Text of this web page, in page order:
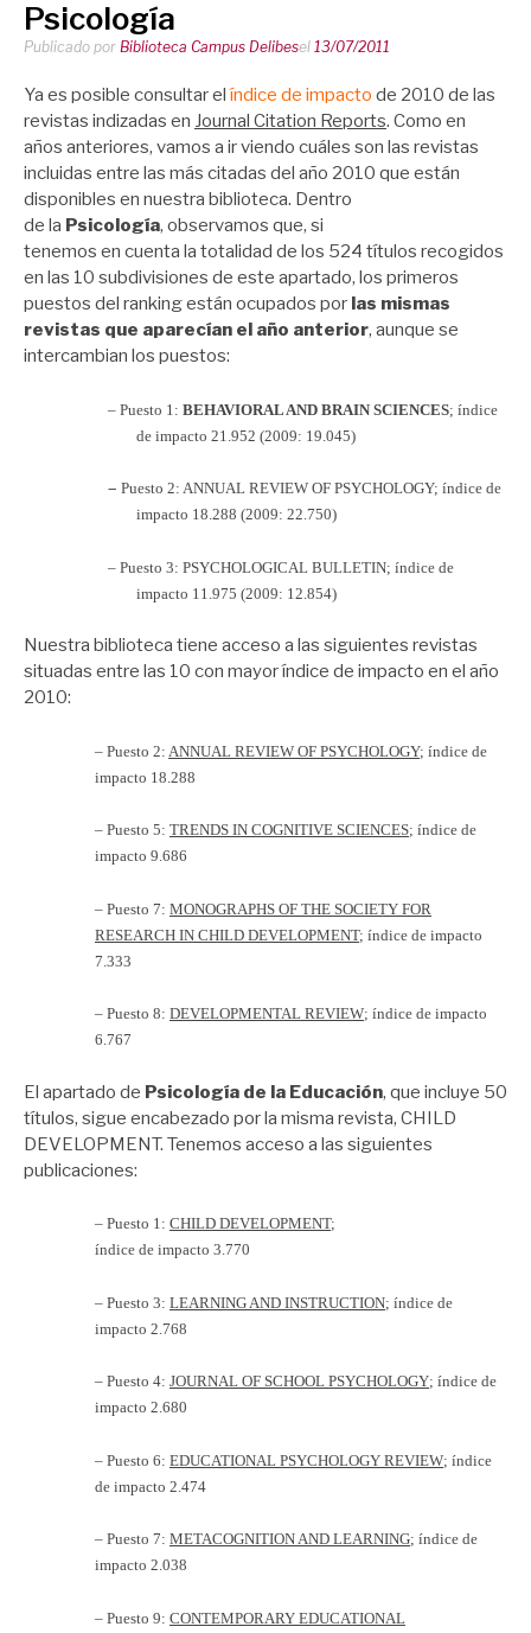
Psicología
Publicado por Biblioteca Campus Delibesel 13/07/2011
Ya es posible consultar elíndice de impacto de 2010 de las
revistas indizadas en Journal Citation Reports. Como en
años anteriores, vamos a ir viendo cuáles son las revistas
incluidas entre las más citadas del año 2010 que están
disponibles en nuestra biblioteca. Dentro
de la Psicología, observamos que, si
tenemos en cuenta la totalidad de los 524 títulos recogidos
en las 10 subdivisiones de este apartado, los primeros
puestos del ranking están ocupados por las mismas
revistas que aparecían el año anterior, aunque se
intercambian los puestos:
– Puesto 1: BEHAVIORAL AND BRAIN SCIENCES; índice
de impacto 21.952 (2009: 19.045)
– Puesto 2: ANNUAL REVIEW OF PSYCHOLOGY; índice de
impacto 18.288 (2009: 22.750)
– Puesto 3: PSYCHOLOGICAL BULLETIN; índice de
impacto 11.975 (2009: 12.854)
Nuestra biblioteca tiene acceso a las siguientes revistas
situadas entre las 10 con mayor índice de impacto en el año
2010:
– Puesto 2: ANNUAL REVIEW OF PSYCHOLOGY; índice de
impacto 18.288
– Puesto 5: TRENDS IN COGNITIVE SCIENCES; índice de
impacto 9.686
– Puesto 7: MONOGRAPHS OF THE SOCIETY FOR
RESEARCH IN CHILD DEVELOPMENT; índice de impacto
7.333
– Puesto 8: DEVELOPMENTAL REVIEW; índice de impacto
6.767
El apartado de Psicología de la Educación, que incluye 50
títulos, sigue encabezado por la misma revista, CHILD
DEVELOPMENT. Tenemos acceso a las siguientes
publicaciones:
– Puesto 1: CHILD DEVELOPMENT;
índice de impacto 3.770
– Puesto 3: LEARNING AND INSTRUCTION; índice de
impacto 2.768
– Puesto 4: JOURNAL OF SCHOOL PSYCHOLOGY; índice de
impacto 2.680
– Puesto 6: EDUCATIONAL PSYCHOLOGY REVIEW; índice
de impacto 2.474
– Puesto 7: METACOGNITION AND LEARNING; índice de
impacto 2.038
– Puesto 9: CONTEMPORARY EDUCATIONAL